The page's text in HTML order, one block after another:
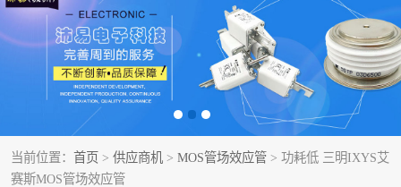
当前位置： 首页 > 供应商机 > MOS管场效应管 > 功耗低 三明IXYS艾
赛斯MOS管场效应管
西门康 英飞凌
快恢复二极管 英飞凌IGBT模块
英飞凌可控硅模块 IXYS艾赛斯可控硅
SEMIKRON西门康IGBT SEMIKRON西门康可控硅